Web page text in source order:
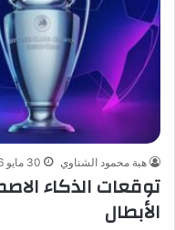
هبة محمود الشناوي 30 مايو 2026
توقعات الذكاء
الأبطال